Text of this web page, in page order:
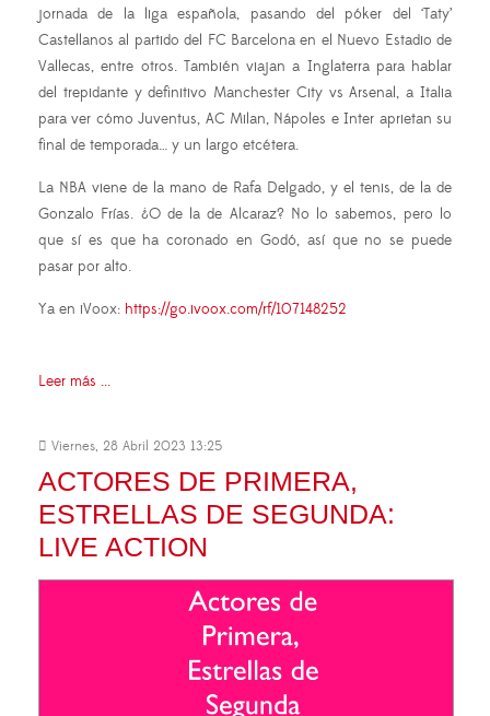
jornada de la liga española, pasando del póker del ‘Taty’
Castellanos al partido del FC Barcelona en el Nuevo Estadio de
Vallecas, entre otros. También viajan a Inglaterra para hablar
del trepidante y definitivo Manchester City vs Arsenal, a Italia
para ver cómo Juventus, AC Milan, Nápoles e Inter aprietan su
final de temporada… y un largo etcétera.
La NBA viene de la mano de Rafa Delgado, y el tenis, de la de
Gonzalo Frías. ¿O de la de Alcaraz? No lo sabemos, pero lo
que sí es que ha coronado en Godó, así que no se puede
pasar por alto.
Ya en iVoox: https://go.ivoox.com/rf/107148252
Leer más ...
Viernes, 28 Abril 2023 13:25
ACTORES DE PRIMERA,
ESTRELLAS DE SEGUNDA:
LIVE ACTION